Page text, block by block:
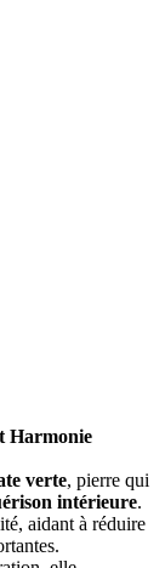
Harmonie
verte, pierre qui
intérieure.
aidant à réduire